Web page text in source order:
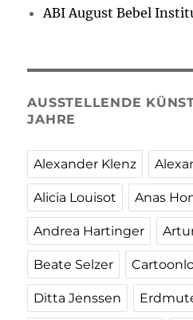
ABI August Bebel
AUSSTELLENDE
JAHRE
Alexander Klenz
Alicia Louisot Anas
Andrea Hartinger
Beate Selzer
Ditta Jenssen